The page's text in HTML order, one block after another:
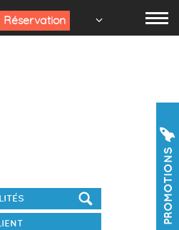
Réservation
PROMOTIONS